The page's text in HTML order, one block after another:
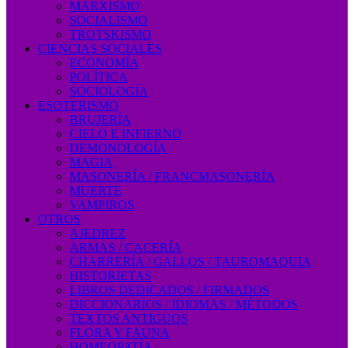
MARXISMO
SOCIALISMO
TROTSKISMO
CIENCIAS SOCIALES
ECONOMÍA
POLÍTICA
SOCIOLOGÍA
ESOTERISMO
BRUJERÍA
CIELO E INFIERNO
DEMONOLOGÍA
MAGIA
MASONERÍA / FRANCMASONERÍA
MUERTE
VAMPIROS
OTROS
AJEDREZ
ARMAS / CACERÍA
CHARRERÍA / GALLOS / TAUROMAQUIA
HISTORIETAS
LIBROS DEDICADOS / FIRMADOS
DICCIONARIOS / IDIOMAS / MÉTODOS
TEXTOS ANTIGUOS
FLORA Y FAUNA